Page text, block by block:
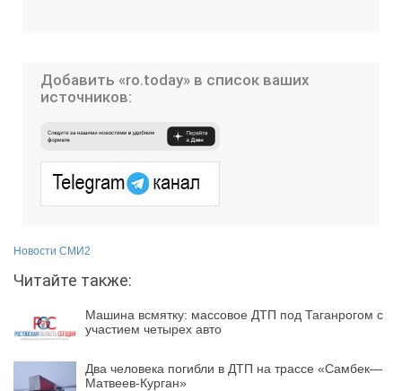
Добавить «ro.today» в список ваших
источников:
Новости СМИ2
Читайте также:
Машина всмятку: массовое ДТП под Таганрогом с
участием четырех авто
Два человека погибли в ДТП на трассе «Самбек—
Матвеев-Курган»